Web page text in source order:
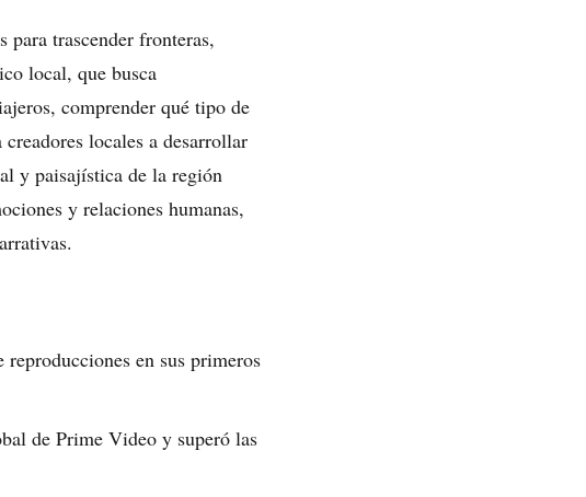
para trascender fronteras,
local, que busca
comprender qué tipo de
locales a desarrollar
y paisajística de la región
y relaciones humanas,
en sus primeros
de Prime Video y superó las